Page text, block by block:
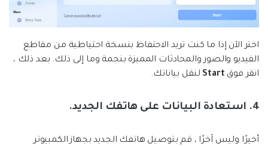
اختر الآن إذا ما كنت تريد الاحتفاظ بنسخة احتياطية من مقاطع
الفيديو والصور والمحادثات المميزة بنجمة وما إلى ذلك. بعد ذلك ،
انقر فوق Start لنقل بياناتك.
4. استعادة البيانات على هاتفك الجديد.
أخيرًا وليس آخرًا ، قم بتوصيل هاتفك الجديد بجهاز الكمبيوتر